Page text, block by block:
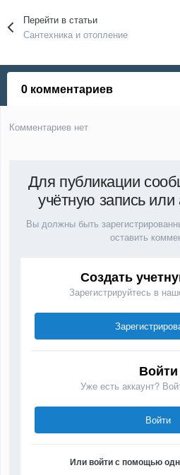
Перейти в статьи
Сантехника и отопление
0 комментариев
Комментариев нет
Для публикации
учётную запись или
Вы должны быть
оставить
Создать
Зарегистрируйтесь в
Войти
Уже есть аккаунт?
Войти
Или войти с помощью